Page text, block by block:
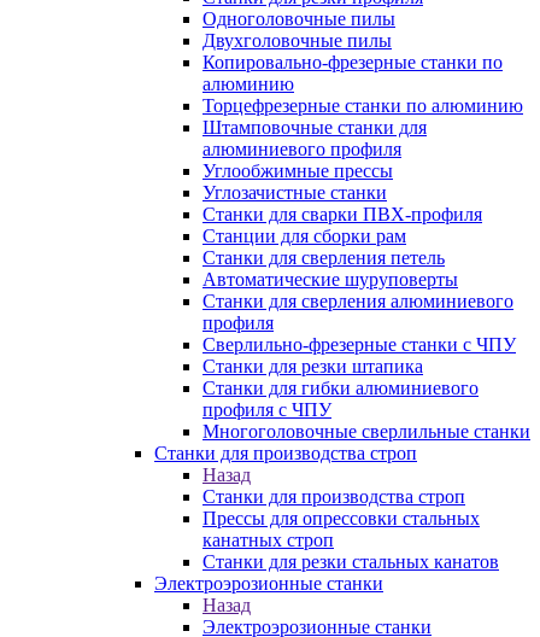
Одноголовочные пилы
Двухголовочные пилы
Копировально-фрезерные станки по
алюминию
Торцефрезерные станки по алюминию
Штамповочные станки для
алюминиевого профиля
Углообжимные прессы
Углозачистные станки
Станки для сварки ПВХ-профиля
Станции для сборки рам
Станки для сверления петель
Автоматические шуруповерты
Станки для сверления алюминиевого
профиля
Сверлильно-фрезерные станки с ЧПУ
Станки для резки штапика
Станки для гибки алюминиевого
профиля с ЧПУ
Многоголовочные сверлильные станки
Станки для производства строп
Назад
Станки для производства строп
Прессы для опрессовки стальных
канатных строп
Станки для резки стальных канатов
Электроэрозионные станки
Назад
Электроэрозионные станки